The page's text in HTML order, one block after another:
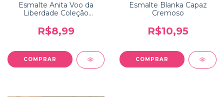
Esmalte Anita Voo da
Liberdade Coleção
R$8,99
Esmalte Blanka Capaz
Cremoso
R$10,95